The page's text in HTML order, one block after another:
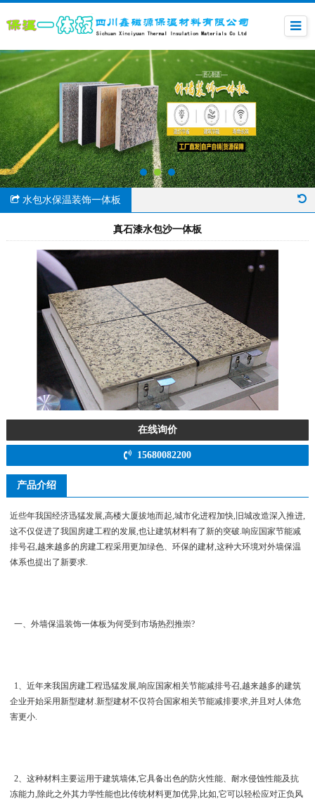
水包水保温装饰一体板
真石漆水包沙一体板
在线询价
15680082200
产品介绍
近些年我国经济迅猛发展,高楼大厦拔地而起,城市化进程加快,旧城改造深入推进,
这不仅促进了我国房建工程的发展,也让建筑材料有了新的突破.响应国家节能减
排号召,越来越多的房建工程采用更加绿色、环保的建材,这种大环境对外墙保温
体系也提出了新要求.
一、外墙保温装饰一体板为何受到市场热烈推崇?
1、近年来我国房建工程迅猛发展,响应国家相关节能减排号召,越来越多的建筑
企业开始采用新型建材.新型建材不仅符合国家相关节能减排要求,并且对人体危
害更小.
2、这种材料主要运用于建筑墙体,它具备出色的防火性能、耐水侵蚀性能及抗
冻能力,除此之外其力学性能也比传统材料更加优异,比如,它可以轻松应对正负风